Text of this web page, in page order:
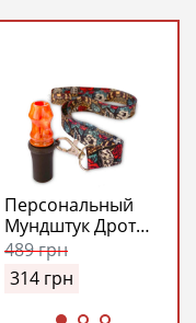
Персональный
Мундштук Дротик
Модель №1
(Drotick Personal
Model №1)
(Оранжевый)
489грн
314 грн